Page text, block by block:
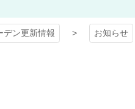
デン更新情報 お知らせ